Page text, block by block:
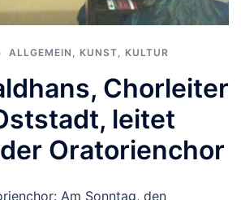
ALLGEMEIN , KUNST, KULTUR
Chorleiter
leitet
Oratorienchor
Am Sonntag, den